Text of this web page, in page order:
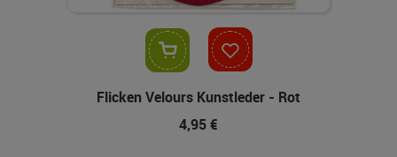
Flicken Velours Kunstleder - Rot
4,95 €